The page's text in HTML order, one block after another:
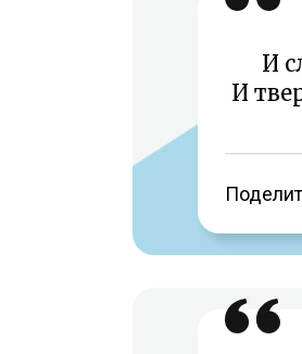
И
И